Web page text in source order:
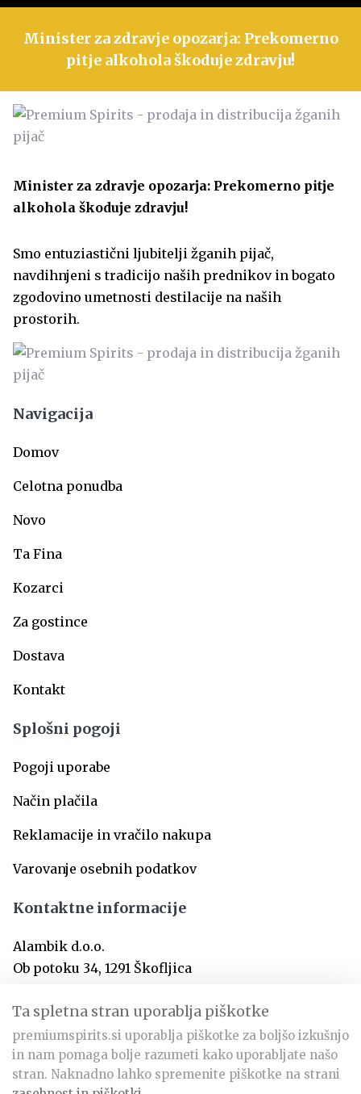
Minister za zdravje opozarja: Prekomerno
pitje alkohola škoduje zdravju!
Minister za zdravje opozarja: Prekomerno pitje
alkohola škoduje zdravju!
Smo entuziastični ljubitelji žganih pijač,
navdihnjeni s tradicijo naših prednikov in bogato
zgodovino umetnosti destilacije na naših
prostorih.
Navigacija
Domov
Celotna ponudba
Novo
Ta Fina
Kozarci
Za gostince
Dostava
Kontakt
Splošni pogoji
Pogoji uporabe
Način plačila
Reklamacije in vračilo nakupa
Varovanje osebnih podatkov
Kontaktne informacije
Alambik d.o.o.
Ob potoku 34, 1291 Škofljica
info@premiumspirits.si
+386 31 366 797
Ta spletna stran uporablja piškotke
premiumspirits.si uporablja piškotke za boljšo izkušnjo
in nam pomaga bolje razumeti kako uporabljate našo
stran. Naknadno lahko spremenite piškotke na strani